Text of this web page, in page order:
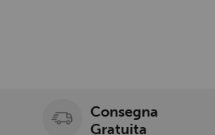
Consegna
Gratuita